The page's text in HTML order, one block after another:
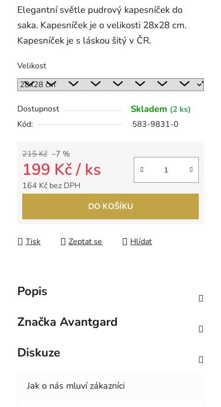
Elegantní světle pudrový kapesníček do
saka. Kapesníček je o velikosti 28x28 cm.
Kapesníček je s láskou šitý v ČR.
Velikost
Dostupnost Skladem (2 ks)
Kód:
583-9831-0
215 Kč –7 %
199 Kč/ ks
164 Kč bez DPH
DO KOŠÍKU
Tisk Zeptat se Hlídat
Popis
Značka Avantgard
Diskuze